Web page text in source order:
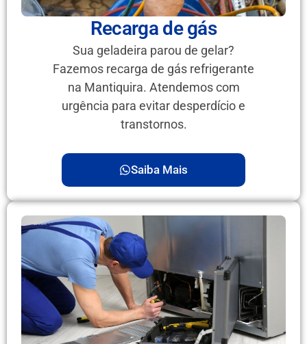
Recarga de gás
Sua geladeira parou de gelar?
Fazemos recarga de gás refrigerante
na Mantiquira. Atendemos com
urgência para evitar desperdício e
transtornos.
Saiba Mais